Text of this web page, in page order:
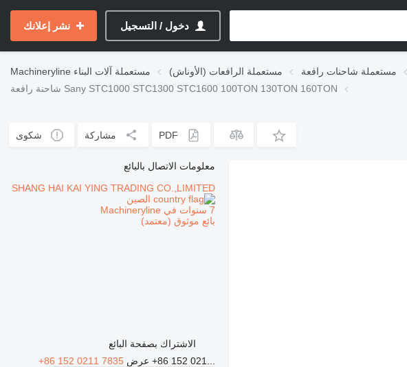
دخول / التسجيل نشر إعلانك
Machineryline مستعملة آلات البناء مستعملة الرافعات (الأوناش) مستعملة شاحنات رافعة
شاحنة رافعة Sany STC1000 STC1300 STC1600 100TON 130TON 160TON
PDF مشاركة شكوى
معلومات الاتصال بالبائع
SHANG HAI KAI YING TRADING CO.,LIMITED
الصين
7 سنوات في Machineryline
بائع موثوق (معتمد)
الاشتراك بصفحة البائع
+86 152 021... عرض +86 152 0211 7835